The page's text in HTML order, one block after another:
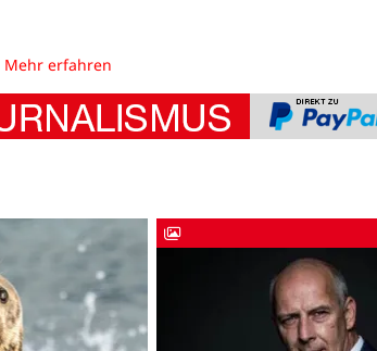
Mehr erfahren